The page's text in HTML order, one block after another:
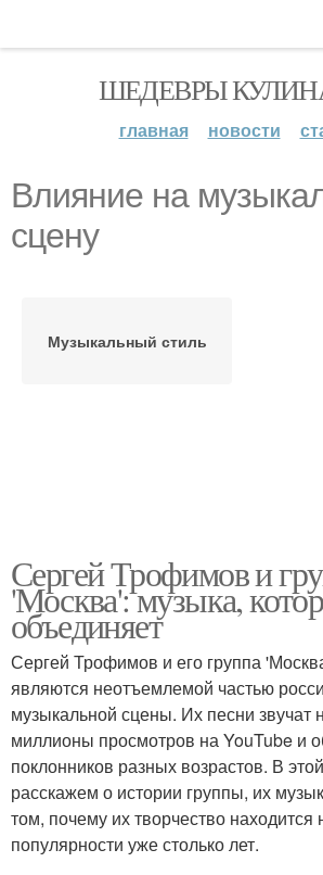
ШЕДЕВРЫ
главная новости
Влияние на
сцену
Музыкальный стиль
Сергей Трофимов и
'Москва': музыка,
объединяет
Сергей Трофимов и его группа
являются неотъемлемой частью
музыкальной сцены. Их песни звучат
миллионы просмотров на YouTube и
поклонников разных возрастов. В
расскажем о истории группы, их
том, почему их творчество находится
популярности уже столько лет.